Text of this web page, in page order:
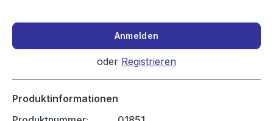
Anmelden
oder Registrieren
Produktinformationen